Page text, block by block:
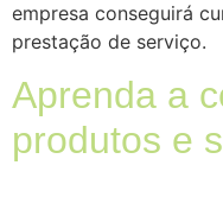
empresa conseguirá
prestação de serviço.
Aprenda a
produtos e